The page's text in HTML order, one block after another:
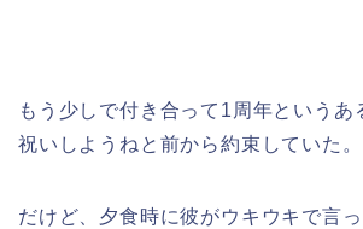
もう少しで付き合って1周年というあ
祝いしようねと前から約束していた。
だけど、夕食時に彼がウキウキで言っ